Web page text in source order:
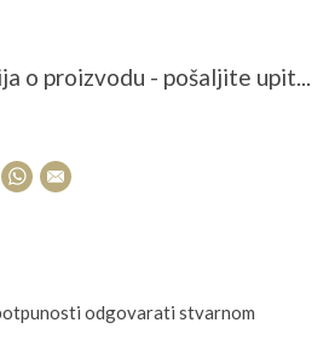
o proizvodu - pošaljite upit...
odgovarati stvarnom